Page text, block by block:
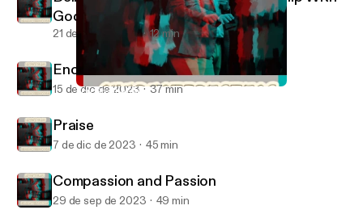
You Shall Arise
God
21 de abr de 2024 12 min
Encouragement
15 de dic de 2023 37 min
Praise
7 de dic de 2023 45 min
Compassion and Passion
29 de sep de 2023 49 min